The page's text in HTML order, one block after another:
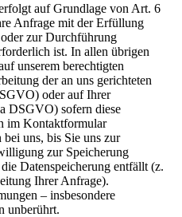
auf Grundlage von Art. 6
Anfrage mit der Erfüllung
oder zur Durchführung
ist. In allen übrigen
unserem berechtigten
der an uns gerichteten
oder auf Ihrer
DSGVO) sofern diese
im Kontaktformular
bei uns, bis Sie uns zur
zur Speicherung
Datenspeicherung entfällt (z.
Ihrer Anfrage).
– insbesondere
unberührt.